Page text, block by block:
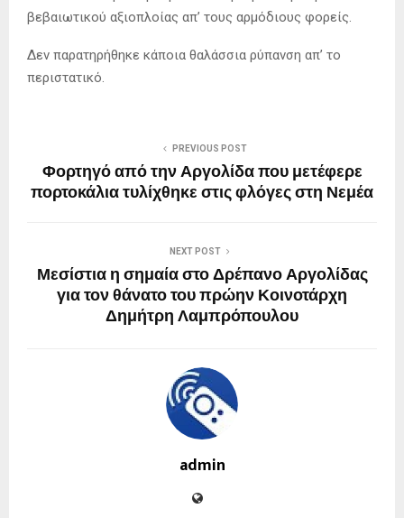
βεβαιωτικού αξιοπλοίας απ’ τους αρμόδιους φορείς.
Δεν παρατηρήθηκε κάποια θαλάσσια ρύπανση απ’ το
περιστατικό.
PREVIOUS POST
Φορτηγό από την Αργολίδα που μετέφερε
πορτοκάλια τυλίχθηκε στις φλόγες στη Νεμέα
NEXT POST
Μεσίστια η σημαία στο Δρέπανο Αργολίδας
για τον θάνατο του πρώην Κοινοτάρχη
Δημήτρη Λαμπρόπουλου
admin